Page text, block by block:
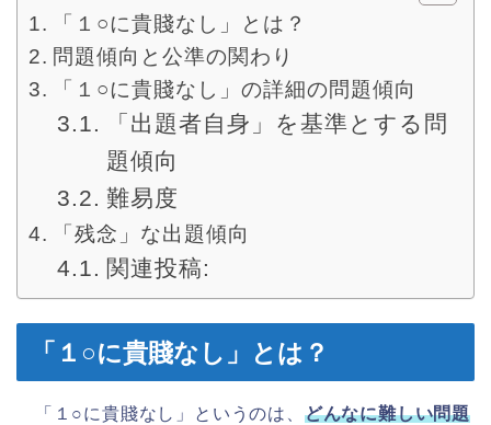
「１○に貴賤なし」とは？
問題傾向と公準の関わり
「１○に貴賤なし」の詳細の問題傾向
「出題者自身」を基準とする問
題傾向
難易度
「残念」な出題傾向
関連投稿:
「１○に貴賤なし」とは？
「１○に貴賤なし」というのは、 どんなに難しい問題